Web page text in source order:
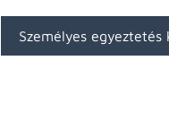
Személyes egyeztetés